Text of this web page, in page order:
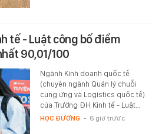
tế - Luật công bố điểm
90,01/100
Ngành Kinh doanh quốc tế
(chuyên ngành Quản lý chuỗi
cung ứng và Logistics quốc tế)
của Trường ĐH Kinh tế - Luật…
HỌC ĐƯỜNG - 6 giờ trước